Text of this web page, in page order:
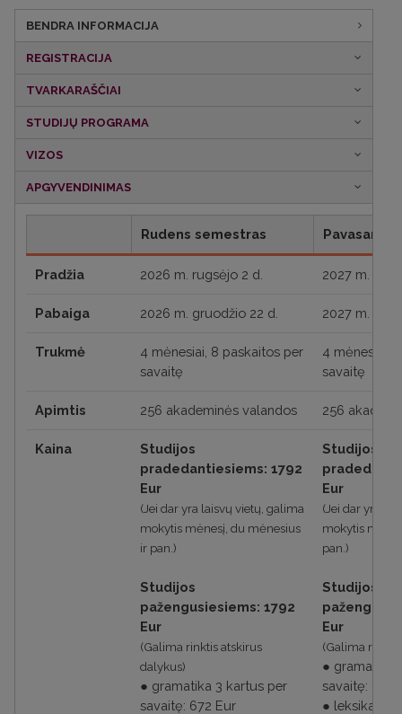
BENDRA INFORMACIJA
REGISTRACIJA
TVARKARAŠČIAI
STUDIJŲ PROGRAMA
VIZOS
APGYVENDINIMAS
Rudens semestras Pavasario
Pradžia 2026 m. rugsėjo 2 d. 2027 m.
Pabaiga 2026 m. gruodžio 22 d. 2027 m.
Trukmė
4 mėnesiai, 8 paskaitos per
savaitę
4 mėnesiai,
savaitę
Apimtis 256 akademinės valandos 256
Kaina
Studijos
pradedantiesiems: 1792
Eur
(Jei dar yra laisvų vietų, galima
mokytis mėnesį, du mėnesius
ir pan.)
Studijos
pažengusiesiems: 1792
Eur
(Galima rinktis atskirus
dalykus)
● gramatika 3 kartus per
savaitę: 672 Eur
Studijos
Eur
(Jei dar yra
mokytis
pan.)
Studijos
Eur
(Galima
● gramatika
savaitę: 672
● leksika 2